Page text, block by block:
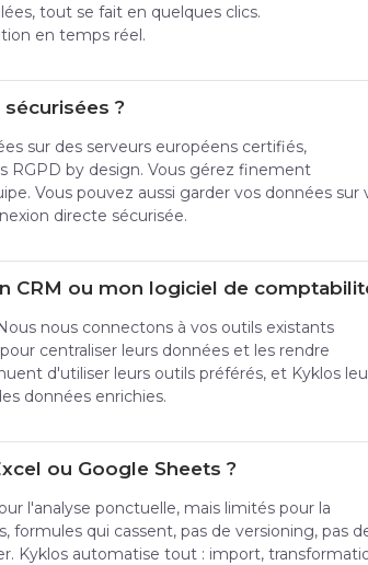
tout se fait en quelques clics.
en temps réel.
?
sur des serveurs européens certifiés,
RGPD by design. Vous gérez finement
Vous pouvez aussi garder vos données sur
directe sécurisée.
CRM ou mon logiciel de
nous connectons à vos outils existants
centraliser leurs données et les rendre
d'utiliser leurs outils préférés, et Kyklos
données enrichies.
ou Google Sheets ?
l'analyse ponctuelle, mais limités pour la
formules qui cassent, pas de versioning, pas
Kyklos automatise tout : import,